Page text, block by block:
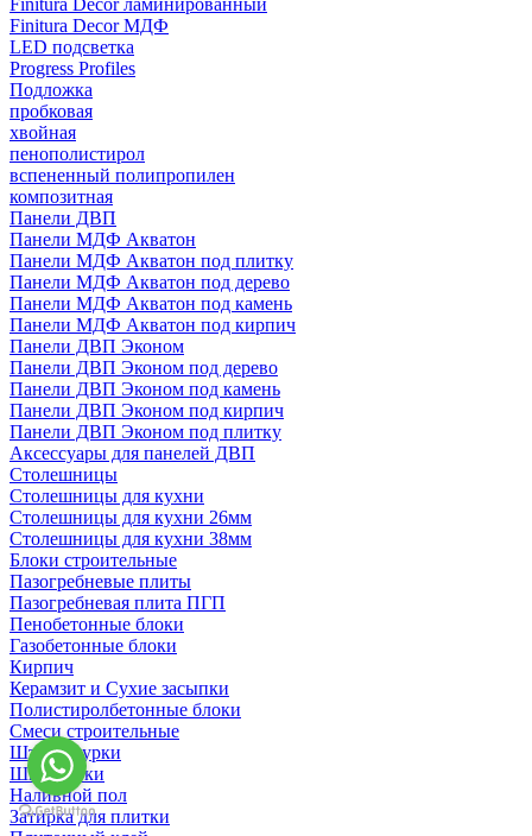
Finitura Decor ламинированный
Finitura Decor МДФ
LED подсветка
Progress Profiles
Подложка
пробковая
хвойная
пенополистирол
вспененный полипропилен
композитная
Панели ДВП
Панели МДФ Акватон
Панели МДФ Акватон под плитку
Панели МДФ Акватон под дерево
Панели МДФ Акватон под камень
Панели МДФ Акватон под кирпич
Панели ДВП Эконом
Панели ДВП Эконом под дерево
Панели ДВП Эконом под камень
Панели ДВП Эконом под кирпич
Панели ДВП Эконом под плитку
Аксессуары для панелей ДВП
Столешницы
Столешницы для кухни
Столешницы для кухни 26мм
Столешницы для кухни 38мм
Блоки строительные
Пазогребневые плиты
Пазогребневая плита ПГП
Пенобетонные блоки
Газобетонные блоки
Кирпич
Керамзит и Сухие засыпки
Полистиролбетонные блоки
Смеси строительные
Штукартурки
Шпаклевки
Наливной пол
Затирка для плитки